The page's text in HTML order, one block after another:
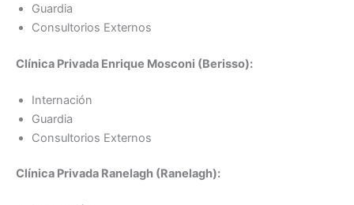
Guardia
Consultorios Externos
Clínica Privada Enrique Mosconi (Berisso):
Internación
Guardia
Consultorios Externos
Clínica Privada Ranelagh (Ranelagh):